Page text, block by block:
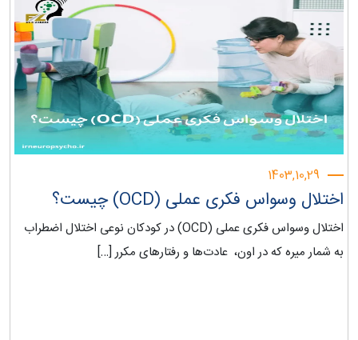
1403,10,29
اختلال وسواس فکری عملی (OCD) چیست؟
اختلال وسواس فکری عملی (OCD) در کودکان نوعی اختلال اضطراب
به شمار میره که در اون، عادت‌ها و رفتارهای مکرر […]